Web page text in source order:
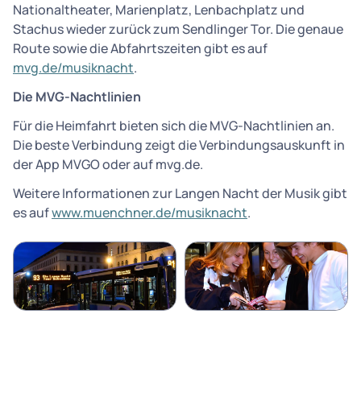
Nationaltheater, Marienplatz, Lenbachplatz und
Stachus wieder zurück zum Sendlinger Tor. Die genaue
Route sowie die Abfahrtszeiten gibt es auf
mvg.de/musiknacht.
Die MVG-Nachtlinien
Für die Heimfahrt bieten sich die MVG-Nachtlinien an.
Die beste Verbindung zeigt die Verbindungsauskunft in
der App MVGO oder auf mvg.de.
Weitere Informationen zur Langen Nacht der Musik gibt
es aufwww.muenchner.de/musiknacht.